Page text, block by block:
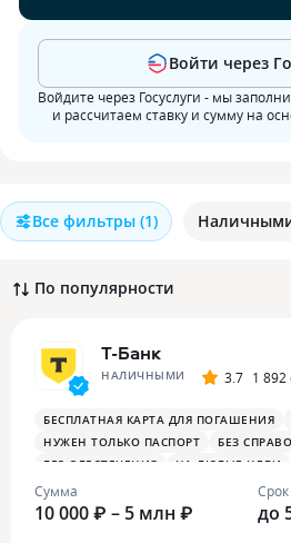
Войдите через Госуслуги - мы
и рассчитаем ставку и сумму на
Войти через
Все фильтры (1)
По популярности
Т-Банк
НАЛИЧНЫМИ 3.7 1 892
БЕСПЛАТНАЯ КАРТА ДЛЯ ПОГАШЕНИЯ
НУЖЕН ТОЛЬКО ПАСПОРТ
БЕЗ
БЕЗ ОБЕСПЕЧЕНИЯ
НА ЛЮБЫЕ ЦЕЛИ
Сумма
10 000 ₽ – 5 млн ₽
Срок
до